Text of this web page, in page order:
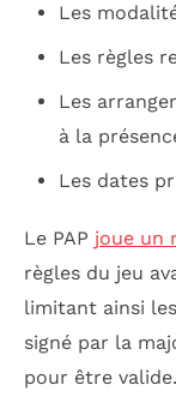
Les
Les règles
Les
à la
Les dates
Le PAP joue un
règles du jeu
limitant ainsi
signé par la
pour être valide.